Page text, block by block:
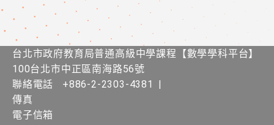
台北市政府教育局普通高級中學課程​【​數學學科平台】
100台北市中正區南海路56號
聯絡電話
+886-2-2303-4381
|
傳真
電子信箱